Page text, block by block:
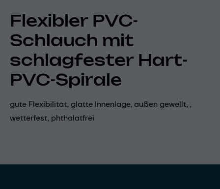
Flexibler PVC-
Schlauch mit
schlagfester Hart-
PVC-Spirale
gute Flexibilität, glatte Innenlage, außen gewellt, ,
wetterfest, phthalatfrei